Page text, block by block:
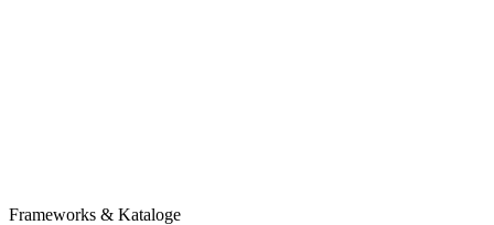
Frameworks & Kataloge